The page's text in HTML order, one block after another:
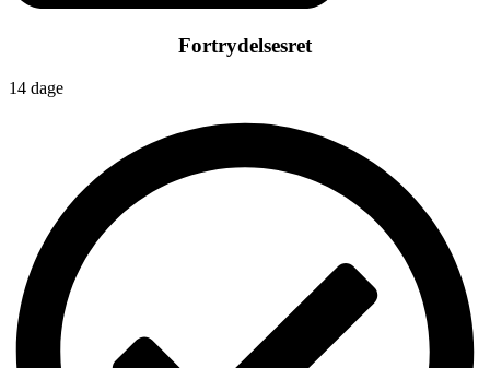
Fortrydelsesret
14 dage